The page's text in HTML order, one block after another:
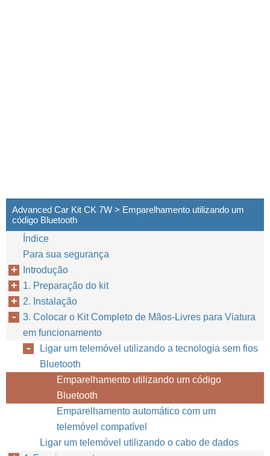
Advanced Car Kit CK 7W > Emparelhamento utilizando um
código Bluetooth
Índice
Para sua segurança
Introdução
1. Preparação do kit
2. Instalação
3. Colocar o Kit Completo de Mãos-Livres para Viatura
em funcionamento
Ligar um telemóvel utilizando a tecnologia sem fios
Bluetooth
Emparelhamento utilizando um código
Bluetooth
Emparelhamento automático com um
telemóvel compatível
Ligar um telemóvel utilizando o cabo de dados